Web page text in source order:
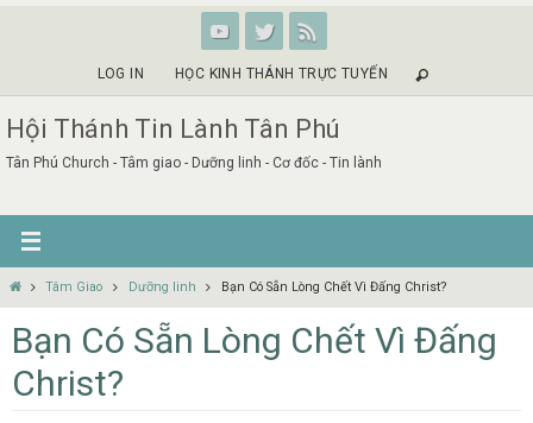
LOG IN HỌC KINH THÁNH TRỰC TUYẾN
Hội Thánh Tin Lành Tân Phú
Tân Phú Church - Tâm giao - Dưỡng linh - Cơ đốc - Tin lành
HomeTâm Giao Dưỡng linh Bạn Có Sẵn Lòng Chết Vì Đấng Christ?
Bạn Có Sẵn Lòng Chết Vì Đấng
Christ?